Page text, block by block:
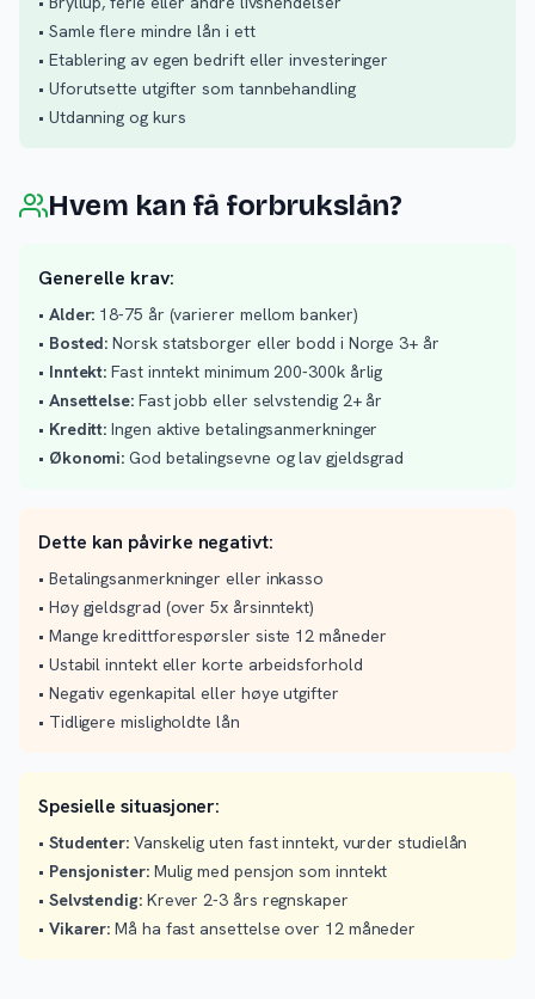
• Samle flere mindre lån i ett
• Etablering av egen bedrift eller investeringer
• Uforutsette utgifter som tannbehandling
• Utdanning og kurs
Hvem kan få forbrukslån?
Generelle krav:
• Alder: 18-75 år (varierer mellom banker)
• Bosted: Norsk statsborger eller bodd i Norge 3+ år
• Inntekt: Fast inntekt minimum 200-300k årlig
• Ansettelse:Fast jobb eller selvstendig 2+ år
• Kreditt: Ingen aktive betalingsanmerkninger
• Økonomi: God betalingsevne og lav gjeldsgrad
Dette kan påvirke negativt:
• Betalingsanmerkninger eller inkasso
• Høy gjeldsgrad (over 5x årsinntekt)
• Mange kredittforespørsler siste 12 måneder
• Ustabil inntekt eller korte arbeidsforhold
• Negativ egenkapital eller høye utgifter
• Tidligere misligholdte lån
Spesielle situasjoner:
• Studenter: Vanskelig uten fast inntekt, vurder studielån
• Pensjonister:Mulig med pensjon som inntekt
• Selvstendig:Krever 2-3 års regnskaper
• Vikarer: Må ha fast ansettelse over 12 måneder